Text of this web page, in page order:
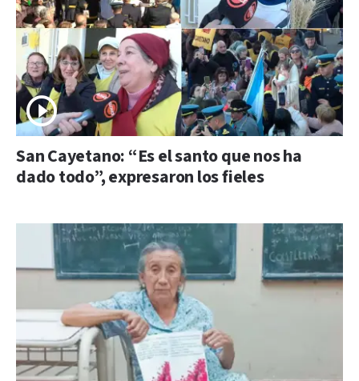
San Cayetano: “Es el santo que nos ha
dado todo”, expresaron los fieles